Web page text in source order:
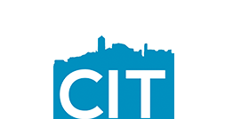
contenido